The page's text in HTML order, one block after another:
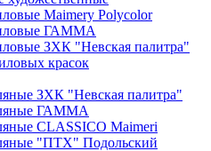
Maimery Polycolor
ГАММА
ЗХК "Невская палитра"
красок
ЗХК "Невская палитра"
ГАММА
CLASSICO Maimeri
"ПТХ" Подольский